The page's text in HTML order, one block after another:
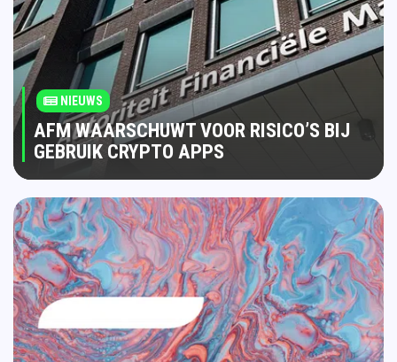
NIEUWS
AFM WAARSCHUWT VOOR RISICO’S BIJ
GEBRUIK CRYPTO APPS